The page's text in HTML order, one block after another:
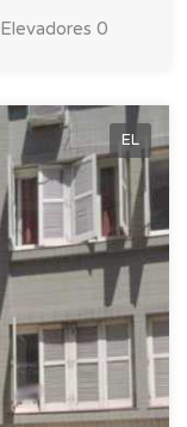
Elevadores 0
EL